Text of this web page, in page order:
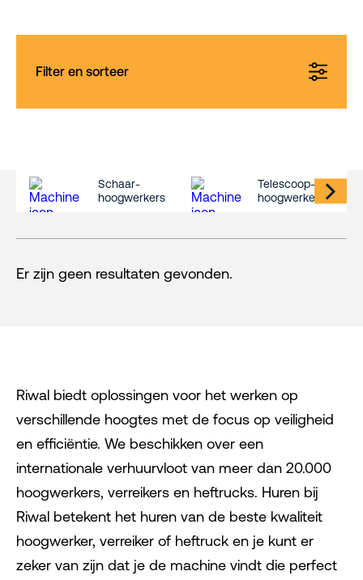
Filter en sorteer
Schaar-
hoogwerkers
Telescoop-
hoogwerkers
Er zijn geen resultaten gevonden.
Riwal biedt oplossingen voor het werken op
verschillende hoogtes met de focus op veiligheid
en efficiëntie. We beschikken over een
internationale verhuurvloot van meer dan 20.000
hoogwerkers, verreikers en heftrucks. Huren bij
Riwal betekent het huren van de beste kwaliteit
hoogwerker, verreiker of heftruck en je kunt er
zeker van zijn dat je de machine vindt die perfect